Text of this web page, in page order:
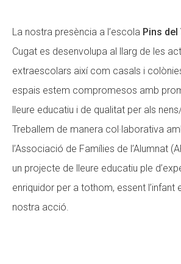
La nostra presència a l’escola Pins del
Cugat es desenvolupa al llarg de les
extraescolars així com casals i
espais estem compromesos amb
lleure educatiu i de qualitat per als
Treballem de manera col·laborativa
l’Associació de Famílies de l’Alumnat
un projecte de lleure educatiu ple
enriquidor per a tothom, essent l’infant
nostra acció.
CONEIX FUNDESPLAI
L'equip
Missió i valors
Els comptes clars